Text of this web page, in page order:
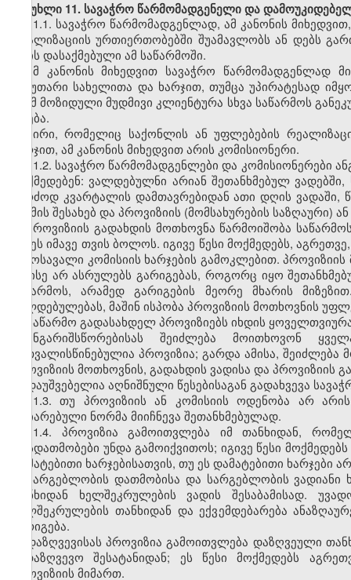
მუხლი 11. სავაჭრო წარმომადგენელი და
11.1. სავაჭრო წარმომადგენლად, ამ კანონის
რეალიზაციის ურთიერთობებში შუამავლობს ან დებს
არის დასაქმებული ამ საწარმოში.
ამ კანონის მიხედვით სავაჭრო წარმომადგენლად
საკუთარი სახელითა და ხარჯით, თუმცა უპირატესად
რომ მოზიდული მუდმივი კლიენტურა სხვა საწარმოს
რჩება.
პირი, რომელიც საქონლის ან უფლებების
ხარჯით, ამ კანონის მიხედვით არის კომისიონერი.
11.2. სავაჭრო წარმომადგენლები და კომისიონერები
მოქმედებენ: ვალდებულნი არიან შეთანხმებულ
კერძოდ კვარტალის დამთავრებიდან ათი დღის
საქმის შესახებ და პროვიზიის (მომსახურების საზღაური)
პროვიზიის გადახდის მოთხოვნა წარმოიშობა
იქნეს იმავე თვის ბოლოს. იგივე წესი მოქმედებს,
შემოსავალი კომისიის ხარჯების გამოკლებით.
ან ისე არ ასრულებს გარიგებას, როგორც იყო
საწარმოს, არამედ გარიგების მეორე მხარის
ვალდებულებას, მაშინ ისპობა პროვიზიის მოთხოვნის
საწარმო გადასახდელ პროვიზიებს იხდის
ანგარიშსწორებისას შეიძლება მოითხოვონ
გათვალისწინებულია პროვიზია; გარდა ამისა,
პროვიზიის მოთხოვნის, გადახდის ვადისა და
დაუშვებელია აღნიშნული წესებისაგან გადახვევა
11.3. თუ პროვიზიის ან კომისიის ოდენობა არ
აღიარებული ნორმა მიიჩნევა შეთანხმებულად.
11.4. პროვიზია გამოითვლება იმ თანხიდან,
ფასდათმობები უნდა გამოიქვითოს; იგივე წესი
დამატებითი ხარჯებისათვის, თუ ეს დამატებითი ხარჯები
სარგებლობის დათმობისა და სარგებლობის
თანხიდან ხელშეკრულების ვადის შესაბამისად.
ხელშეკრულების თანხიდან და ექვემდებარება
გარიგება.
დაზღვევისას პროვიზია გამოითვლება დაზღვეული
სადაზღვევო შესატანიდან; ეს წესი მოქმედებს
პროვიზიის მიმართ.